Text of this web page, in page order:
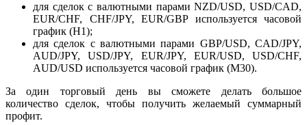
для сделок с валютными парами NZD/USD, USD/CAD,
EUR/CHF, CHF/JPY, EUR/GBP используется часовой
график (H1);
для сделок с валютными парами GBP/USD, CAD/JPY,
AUD/JPY, USD/JPY, EUR/JPY, EUR/USD, USD/CHF,
AUD/USD используется часовой график (М30).
За один торговый день вы сможете делать большое
количество сделок, чтобы получить желаемый суммарный
профит.